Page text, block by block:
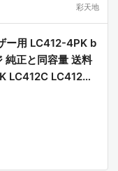
彩天地
ー用 LC412-4PK b
純正と同容量 送料
LC412C LC412M
LC412XLY